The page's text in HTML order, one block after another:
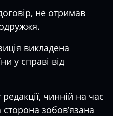
не отримав
викладена
у справі від
чинній на час
зобов’язана